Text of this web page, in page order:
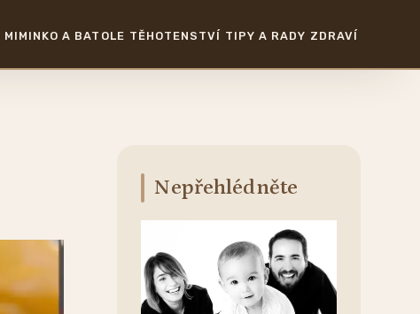
MIMINKO A BATOLE TĚHOTENSTVÍ TIPY A RADY ZDRAVÍ
Nepřehlédněte